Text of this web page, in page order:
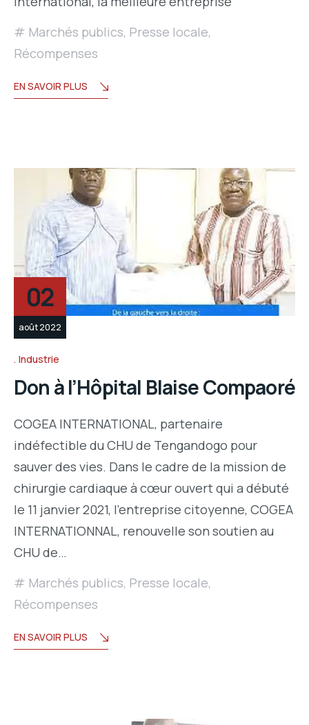
Marchés publics, Presse locale,
Récompenses
EN SAVOIR PLUS
02
août 2022
Industrie
Don à l’Hôpital Blaise Compaoré
COGEA INTERNATIONAL, partenaire
indéfectible du CHU de Tengandogo pour
sauver des vies. Dans le cadre de la mission de
chirurgie cardiaque à cœur ouvert qui a débuté
le 11 janvier 2021, l’entreprise citoyenne, COGEA
INTERNATIONNAL, renouvelle son soutien au
CHU de…
Marchés publics, Presse locale,
Récompenses
EN SAVOIR PLUS